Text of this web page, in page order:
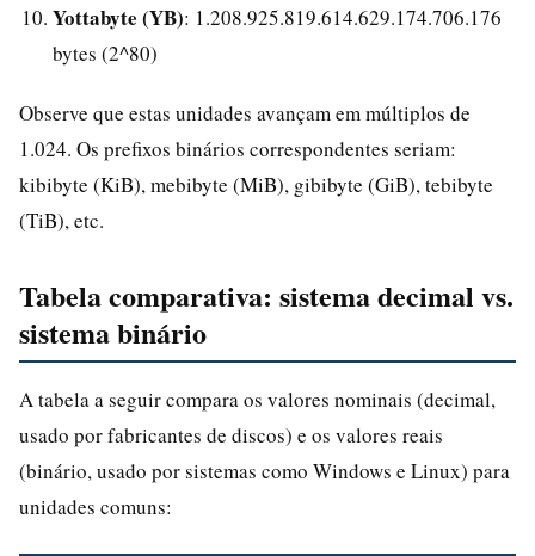
Yottabyte (YB): 1.208.925.819.614.629.174.706.176
bytes (2^80)
Observe que estas unidades avançam em múltiplos de
1.024. Os prefixos binários correspondentes seriam:
kibibyte (KiB), mebibyte (MiB), gibibyte (GiB), tebibyte
(TiB), etc.
Tabela comparativa: sistema decimal vs.
sistema binário
A tabela a seguir compara os valores nominais (decimal,
usado por fabricantes de discos) e os valores reais
(binário, usado por sistemas como Windows e Linux) para
unidades comuns: